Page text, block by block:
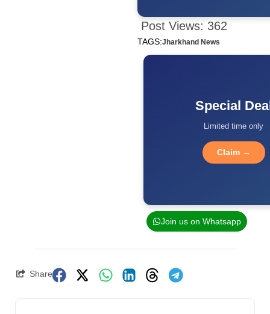
Post Views: 362
TAGS:Jharkhand News
Special
Limited time only
Claim →
Join us on Whatsapp
Share